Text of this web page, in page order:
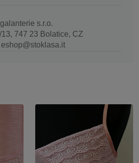
s.r.o.
747 23 Bolatice, CZ